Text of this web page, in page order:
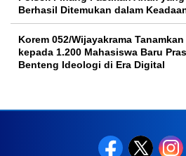
Berhasil Ditemukan dalam
Korem 052/Wijayakrama
kepada 1.200 Mahasiswa Baru
Benteng Ideologi di Era Digital